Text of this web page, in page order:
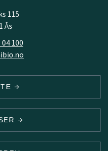
115
Ås
04 100